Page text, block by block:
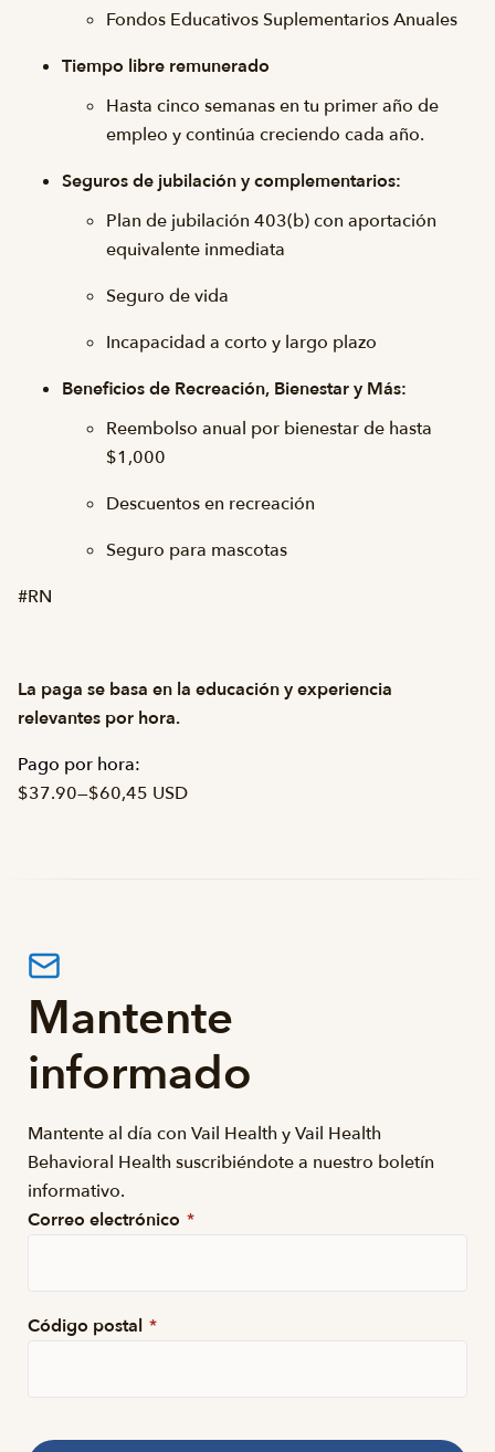
Fondos Educativos Suplementarios Anuales
Tiempo libre remunerado
Hasta cinco semanas en tu primer año de
empleo y continúa creciendo cada año.
Seguros de jubilación y complementarios:
Plan de jubilación 403(b) con aportación
equivalente inmediata
Seguro de vida
Incapacidad a corto y largo plazo
Beneficios de Recreación, Bienestar y Más:
Reembolso anual por bienestar de hasta
$1,000
Descuentos en recreación
Seguro para mascotas
#RN
La paga se basa en la educación y experiencia
relevantes por hora.
Pago por hora:
$37.90—$60,45 USD
Mantente
informado
Mantente al día con Vail Health y Vail Health
Behavioral Health suscribiéndote a nuestro boletín
informativo.
Correo electrónico *
Código postal *